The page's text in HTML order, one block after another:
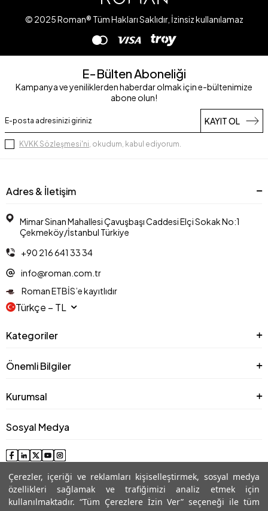
Çerezler, içeriği ve reklamları kişiselleştirmek, sosyal medya
özellikleri sağlamak ve trafiğimizi analiz etmek için
kullanılmaktadır. “Tüm Çerezlere İzin Ver” seçeneği ile tüm
© 2025 Roman® Tüm Hakları Saklıdır, İzinsiz kullanılamaz
E-Bülten Aboneliği
Kampanya ve yeniliklerden haberdar olmak için e-bültenimize
abone olun!
KAYIT OL
KVKK Sözleşmesi'ni , okudum, kabul ediyorum.
Adres & İletişim
Mimar Sinan Mahallesi Çavuşbaşı Caddesi Elçi Sokak No:1
Çekmeköy/İstanbul Türkiye
+90 216 641 33 34
info@roman.com.tr
Roman ETBİS’e kayıtlıdır
Türkçe − TL
Kategoriler
Önemli Bilgiler
Kurumsal
Sosyal Medya